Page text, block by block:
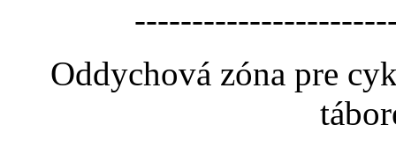
Oddychová zóna pre